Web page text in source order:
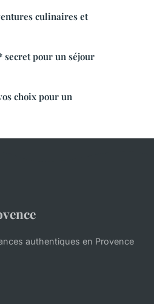
culinaires et
secret pour un séjour
choix pour un
authentiques en Provence